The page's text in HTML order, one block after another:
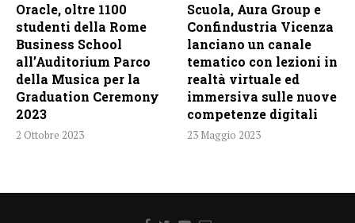
Oracle, oltre 1100
studenti della Rome
Business School
all’Auditorium Parco
della Musica per la
Graduation Ceremony
2023
2 Ottobre 2023
Scuola, Aura Group e
Confindustria Vicenza
lanciano un canale
tematico con lezioni in
realtà virtuale ed
immersiva sulle nuove
competenze digitali
23 Maggio 2023